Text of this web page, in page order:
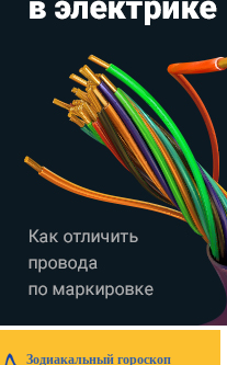
Зодиакальный гороскоп